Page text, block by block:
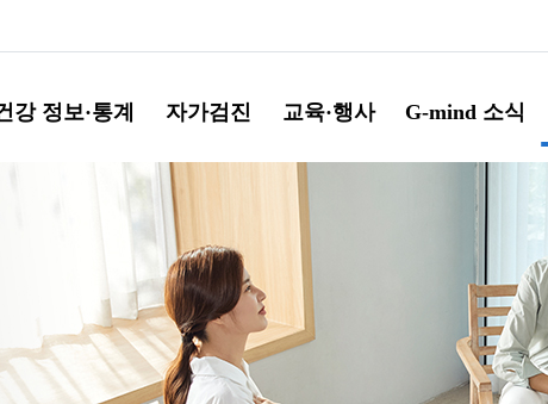
강 정보·통계 자가검진 교육·행사 G-mind 소식